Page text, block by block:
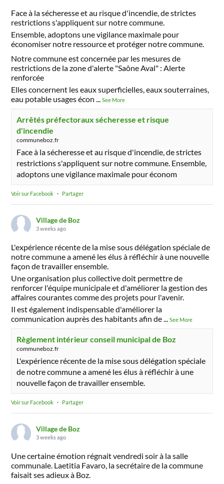
Face à la sécheresse et au risque d'incendie, de strictes
restrictions s'appliquent sur notre commune.
Ensemble, adoptons une vigilance maximale pour
économiser notre ressource et protéger notre commune.
Notre commune est concernée par les mesures de
restrictions de la zone d'alerte "Saône Aval" : Alerte
renforcée
Elles concernent les eaux superficielles, eaux souterraines,
eau potable usages écon ...See More
Arrêtés préfectoraux sécheresse et risque
d'incendie
communeboz.fr
Face à la sécheresse et au risque d'incendie, de strictes
restrictions s'appliquent sur notre commune. Ensemble,
adoptons une vigilance maximale pour économ
Voir sur Facebook · Partager
Village de Boz
3 weeks ago
L'expérience récente de la mise sous délégation spéciale de
notre commune a amené les élus à réfléchir à une nouvelle
façon de travailler ensemble.
Une organisation plus collective doit permettre de
renforcer l'équipe municipale et d'améliorer la gestion des
affaires courantes comme des projets pour l'avenir.
Il est également indispensable d'améliorer la
communication auprès des habitants afin de...See More
Règlement intérieur conseil municipal de Boz
communeboz.fr
L'expérience récente de la mise sous délégation spéciale
de notre commune a amené les élus à réfléchir à une
nouvelle façon de travailler ensemble.
Voir sur Facebook · Partager
Village de Boz
3 weeks ago
Une certaine émotion régnait vendredi soir à la salle
communale. Laetitia Favaro, la secrétaire de la commune
faisait ses adieux à Boz.